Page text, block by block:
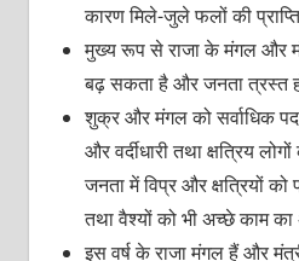
कारण मिले-जुले फलों की प्राप्ति
मुख्य रूप से राजा के मंगल और
बढ़ सकता है और जनता त्रस्त
शुक्र और मंगल को सर्वाधिक
और वर्दीधारी तथा क्षत्रिय
जनता में विप्र और क्षत्रियों को
तथा वैश्यों को भी अच्छे काम का
इस वर्ष के राजा मंगल हैं और